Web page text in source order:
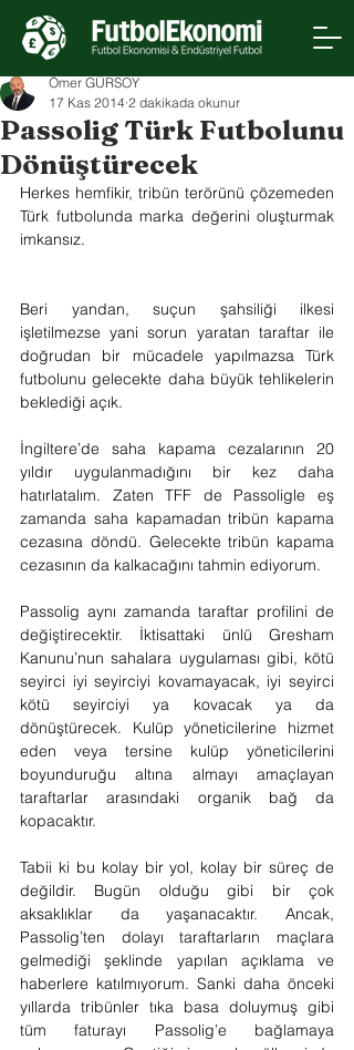
Passolig Türk Futbolunu
Dönüştürecek
Ömer GÜRSOY
17 Kas 2014 2 dakikada okunur
Herkes hemfikir, tribün terörünü çözemeden
Türk futbolunda marka değerini oluşturmak
imkansız.
Beri yandan, suçun şahsiliği ilkesi
işletilmezse yani sorun yaratan taraftar ile
doğrudan bir mücadele yapılmazsa Türk
futbolunu gelecekte daha büyük tehlikelerin
beklediği açık.
İngiltere’de saha kapama cezalarının 20
yıldır uygulanmadığını bir kez daha
hatırlatalım. Zaten TFF de Passoligle eş
zamanda saha kapamadan tribün kapama
cezasına döndü. Gelecekte tribün kapama
cezasının da kalkacağını tahmin ediyorum.
Passolig aynı zamanda taraftar profilini de
değiştirecektir. İktisattaki ünlü Gresham
Kanunu’nun sahalara uygulaması gibi, kötü
seyirci iyi seyirciyi kovamayacak, iyi seyirci
kötü seyirciyi ya kovacak ya da
dönüştürecek. Kulüp yöneticilerine hizmet
eden veya tersine kulüp yöneticilerini
boyunduruğu altına almayı amaçlayan
taraftarlar arasındaki organik bağ da
kopacaktır.
Tabii ki bu kolay bir yol, kolay bir süreç de
değildir. Bugün olduğu gibi bir çok
aksaklıklar da yaşanacaktır. Ancak,
Passolig’ten dolayı taraftarların maçlara
gelmediği şeklinde yapılan açıklama ve
haberlere katılmıyorum. Sanki daha önceki
yıllarda tribünler tıka basa doluymuş gibi
tüm faturayı Passolig’e bağlamaya